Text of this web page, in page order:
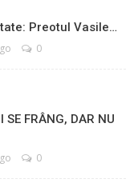
Preotul Vasile…
0
FRÂNG, DAR NU
0